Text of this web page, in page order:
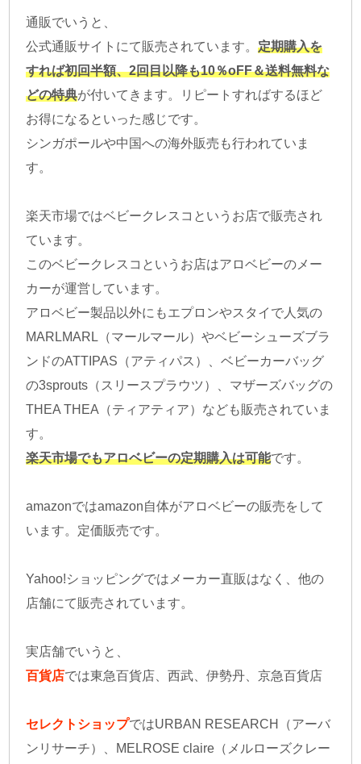
通販でいうと、
公式通販サイトにて販売されています。定期購入を
すれば初回半額、2回目以降も10％oFF＆送料無料な
どの特典が付いてきます。リピートすればするほど
お得になるといった感じです。
シンガポールや中国への海外販売も行われていま
す。
楽天市場ではベビークレスコというお店で販売され
ています。
このベビークレスコというお店はアロベビーのメー
カーが運営しています。
アロベビー製品以外にもエプロンやスタイで人気の
MARLMARL（マールマール）やベビーシューズブラ
ンドのATTIPAS（アティパス）、ベビーカーバッグ
の3sprouts（スリースプラウツ）、マザーズバッグの
THEA THEA（ティアティア）なども販売されていま
す。
楽天市場でもアロベビーの定期購入は可能です。
amazonではamazon自体がアロベビーの販売をして
います。定価販売です。
Yahoo!ショッピングではメーカー直販はなく、他の
店舗にて販売されています。
実店舗でいうと、
百貨店では東急百貨店、西武、伊勢丹、京急百貨店
セレクトショップではURBAN RESEARCH（アーバ
ンリサーチ）、MELROSE claire（メルローズクレー